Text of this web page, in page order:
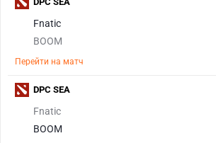
Fnatic
BOOM
Перейти на матч
Fnatic
BOOM
DPC SEA